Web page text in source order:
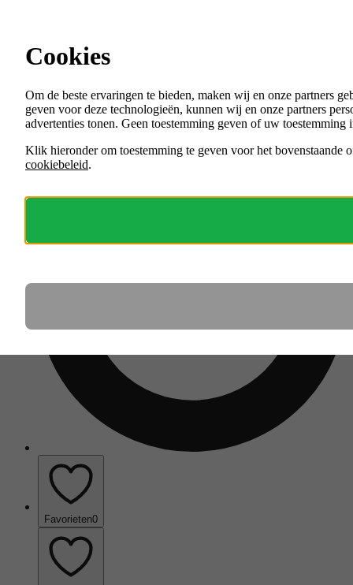
Menu
VACATURES
ORGANISATIES
Favorieten0
Cookies
Om de beste ervaringen te bieden, maken wij en onze partners
geven voor deze technologieën, kunnen wij en onze partners
advertenties tonen. Geen toestemming geven of uw
Klik hieronder om toestemming te geven voor het bovenstaande
cookiebeleid.